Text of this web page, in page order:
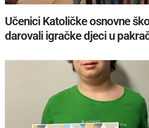
Učenici Katoličke osnovne
darovali igračke djeci u